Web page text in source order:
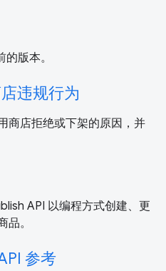
版本。
违规行为
商店拒绝或下架的原因，并
API 以编程方式创建、更
。
参考